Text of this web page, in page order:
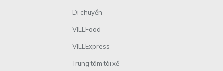
Di chuyển
VILLFood
VILLExpress
Trung tâm tài xế